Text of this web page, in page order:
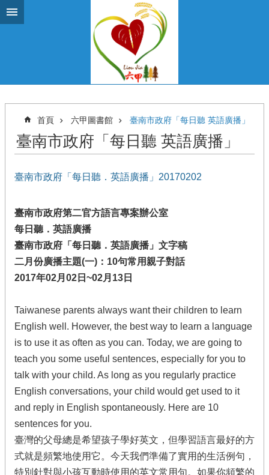
跳到主要內容區塊
首頁 六甲圖書館 臺南市政府「每日聽 英語廣播」
臺南市政府「每日聽 英語廣播」
臺南市政府「每日聽．英語廣播」20170202
臺南市政府第二官方語言專案辦公室
每日聽．英語廣播
臺南市政府「每日聽．英語廣播」文字稿
二月份廣播主題(一)：10句常用親子對話
2017年02月02日~02月13日
Taiwanese parents always want their children to learn
English well. However, the best way to learn a language
is to use it as often as you can. Today, we are going to
teach you some useful sentences, especially for you to
talk with your child. As long as you regularly practice
English conversations, your child would get used to it
and reply in English spontaneously. Here are 10
sentences for you.
臺灣的父母總是希望孩子學好英文，但學習語言最好的方
式就是頻繁地使用它。今天我們準備了實用的生活例句，
特別針對與小孩互動時使用的英文常用句。如果你頻繁的